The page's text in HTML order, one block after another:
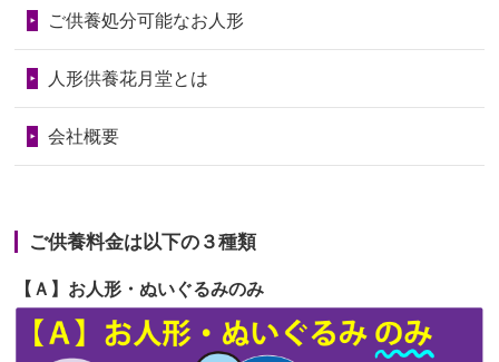
句に贈って...
2026/06/23ありがとうね
の祖父母か...
2026/06/20
雛人形をお道具も含め一式で引き取っ
てくださる...
第70回人形供養祭令和6年6月21日(金)
第68回人形供養祭令和6年3月22日(金)
第65回人形供養祭令和5年11月09日(木)
第64回人形供養祭令和5年9月21日(木)
第63回人形供養祭 令和5年8月1日(火)
ご供養処分可能なお人形
人形供養花月堂とは
会社概要
ご供養料金は以下の３種類
【Ａ】お人形・ぬいぐるみのみ